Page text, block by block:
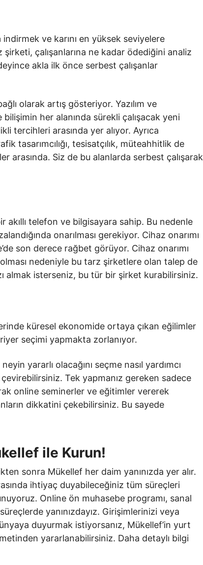
ve karını en yüksek seviyelere
çalışanlarına ne kadar ödediğini analiz
akla ilk önce serbest çalışanlar
olarak artış gösteriyor. Yazılım ve
her alanında sürekli çalışacak yeni
tercihleri arasında yer alıyor. Ayrıca
tasarımcılığı, tesisatçılık, müteahhitlik de
arasında. Siz de bu alanlarda serbest çalışarak
akıllı telefon ve bilgisayara sahip. Bu nedenle
onarılması gerekiyor. Cihaz onarımı
son derece rağbet görüyor. Cihaz onarımı
nedeniyle bu tarz şirketlere olan talep de
almak isterseniz, bu tür bir şirket kurabilirsiniz.
küresel ekonomide ortaya çıkan eğilimler
seçimi yapmakta zorlanıyor.
yararlı olacağını seçme nasıl yardımcı
çevirebilirsiniz. Tek yapmanız gereken sadece
online seminerler ve eğitimler vererek
dikkatini çekebilirsiniz. Bu sayede
ile Kurun!
sonra Mükellef her daim yanınızda yer alır.
ihtiyaç duyabileceğiniz tüm süreçleri
Online ön muhasebe programı, sanal
yanınızdayız. Girişimlerinizi veya
duyurmak istiyorsanız, Mükellef’in yurt
yararlanabilirsiniz. Daha detaylı bilgi